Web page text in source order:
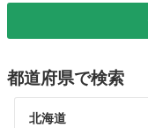
都道府県で検索
北海道